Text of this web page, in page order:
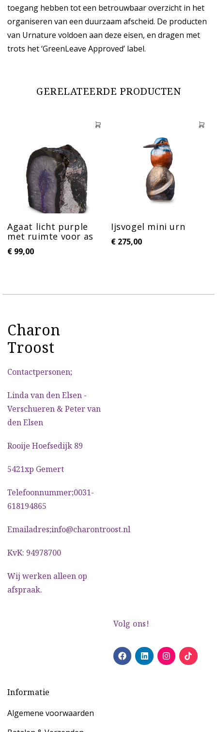
toegang hebben tot een betrouwbaar overzicht in het
organiseren van een duurzaam afscheid. De producten
van Urnature voldoen aan deze eisen, en dragen met
trots het ‘GreenLeave Approved’ label.
GERELATEERDE PRODUCTEN
Agaat licht purple
met ruimte voor as
€ 99,00
Ijsvogel mini urn
€ 275,00
Charon
Troost
Contactpersonen;
Linda van den Elsen -
Verschueren & Peter van
den Elsen
Rooije Hoefsedijk 89
5421xp Gemert
Telefoonnummer;0031-
618194865
Emailadres;info@charontroost.nl
KvK: 94978700
Wij werken alleen op
afspraak.
Volg ons!
Informatie
Algemene voorwaarden